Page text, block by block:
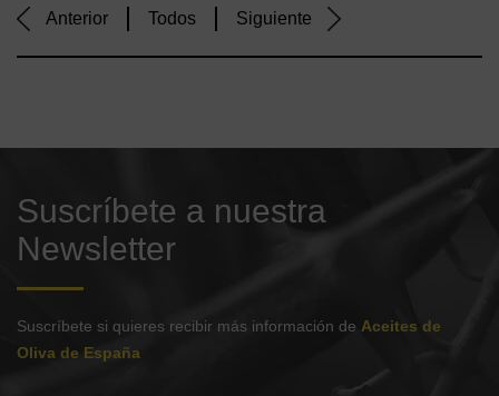
Anterior Todos Siguiente
Suscríbete a nuestra
Newsletter
Suscríbete si quieres recibir más información de Aceites de
Oliva de España